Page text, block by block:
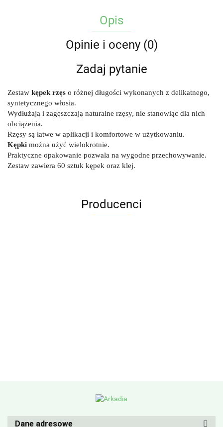
Opis
Opinie i oceny (0)
Zadaj pytanie
Zestaw kępek rzęs o różnej długości wykonanych z delikatnego,
syntetycznego włosia.
Wydłużają i zagęszczają naturalne rzęsy, nie stanowiąc dla nich
obciążenia.
Rzęsy są łatwe w aplikacji i komfortowe w użytkowaniu.
Kępki można użyć wielokrotnie.
Praktyczne opakowanie pozwala na wygodne przechowywanie.
Zestaw zawiera 60 sztuk kępek oraz klej.
Producenci
Dane adresowe